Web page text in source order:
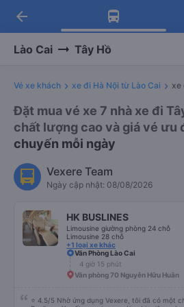
Tải app Vexere ngay!
Nhận ưu đãi thành viên
Tải app Vexere
-30k/ghế khi đặt vé máy
arrow_back
Lào Cai Tây Hồ
Vé xe khách xe đi Hà Nội từ Lào Cai xe
Đặt mua vé xe 7 nhà xe đi
chất lượng cao và giá vé ưu
chuyến mỗi ngày
Vexere Team
Ngày cập nhật: 08/08/2026
HK BUSLINES
Limousine giường phòng 24 chỗ
Limousine 28 chỗ
+1 loại xe khác
Văn Phòng Lào Cai
4 giờ 15 phút
Văn phòng 70 Nguyễn Hữu Huân
⭐ 4.5/5 Nhờ ứng dụng Vexere, tôi đã có một